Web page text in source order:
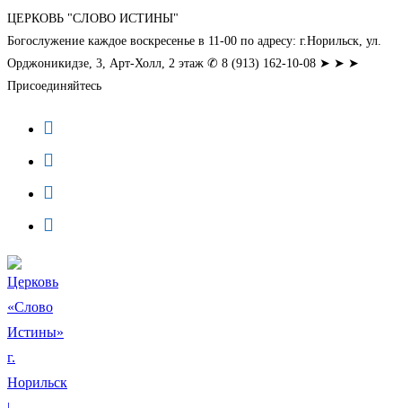
Перейти
к
содержимому
ЦЕРКОВЬ "СЛОВО ИСТИНЫ"
Богослужение каждое воскресенье в 11-00 по адресу: г.Норильск, ул.
Орджоникидзе, 3, Арт-Холл, 2 этаж ✆ 8 (913) 162-10-08 ➤ ➤ ➤
Присоединяйтесь